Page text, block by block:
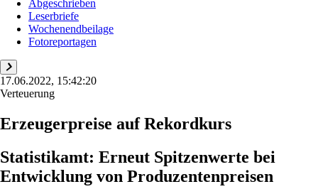
Abgeschrieben
Leserbriefe
Wochenendbeilage
Fotoreportagen
17.06.2022, 15:42:20
Verteuerung
Erzeugerpreise auf Rekordkurs
Statistikamt: Erneut Spitzenwerte bei
Entwicklung von Produzentenpreisen